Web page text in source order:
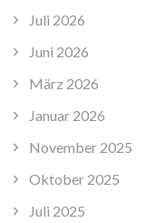
Juli 2026
Juni 2026
März 2026
Januar 2026
November 2025
Oktober 2025
Juli 2025